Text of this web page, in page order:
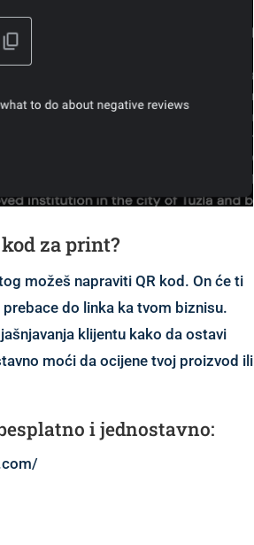
za print?
možeš napraviti QR kod. On će ti
do linka ka tvom biznisu.
klijentu kako da ostavi
moći da ocijene tvoj proizvod ili
i jednostavno: